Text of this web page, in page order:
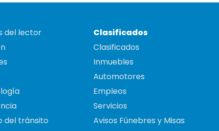
del lector
del tránsito
Clasificados
Clasificados
Inmuebles
Automotores
Empleos
Servicios
Avisos Fúnebres y Misas